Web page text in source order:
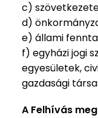
c)
d)
e) állami
f) egyházi jogi
egyesületek,
gazdasági
A Felhívás